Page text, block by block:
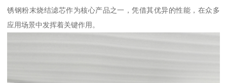
锈钢粉末烧结滤芯作为核心产品之一，凭借其优异的性能，在众多
应用场景中发挥着关键作用。